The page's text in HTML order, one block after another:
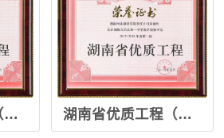
湖南省优质工程（中方商业步行街11楼） 湖南省优质工程（芷江一中2018）